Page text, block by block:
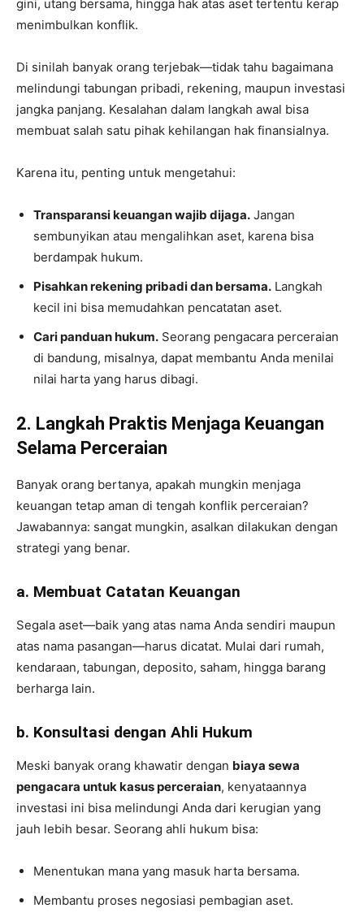
gini, utang bersama, hingga hak atas aset tertentu kerap
menimbulkan konflik.
Di sinilah banyak orang terjebak—tidak tahu bagaimana
melindungi tabungan pribadi, rekening, maupun investasi
jangka panjang. Kesalahan dalam langkah awal bisa
membuat salah satu pihak kehilangan hak finansialnya.
Karena itu, penting untuk mengetahui:
Transparansi keuangan wajib dijaga. Jangan
sembunyikan atau mengalihkan aset, karena bisa
berdampak hukum.
Pisahkan rekening pribadi dan bersama. Langkah
kecil ini bisa memudahkan pencatatan aset.
Cari panduan hukum. Seorang pengacara perceraian
di bandung, misalnya, dapat membantu Anda menilai
nilai harta yang harus dibagi.
2. Langkah Praktis Menjaga Keuangan
Selama Perceraian
Banyak orang bertanya, apakah mungkin menjaga
keuangan tetap aman di tengah konflik perceraian?
Jawabannya: sangat mungkin, asalkan dilakukan dengan
strategi yang benar.
a. Membuat Catatan Keuangan
Segala aset—baik yang atas nama Anda sendiri maupun
atas nama pasangan—harus dicatat. Mulai dari rumah,
kendaraan, tabungan, deposito, saham, hingga barang
berharga lain.
b. Konsultasi dengan Ahli Hukum
Meski banyak orang khawatir dengan biaya sewa
pengacara untuk kasus perceraian, kenyataannya
investasi ini bisa melindungi Anda dari kerugian yang
jauh lebih besar. Seorang ahli hukum bisa:
Menentukan mana yang masuk harta bersama.
Membantu proses negosiasi pembagian aset.